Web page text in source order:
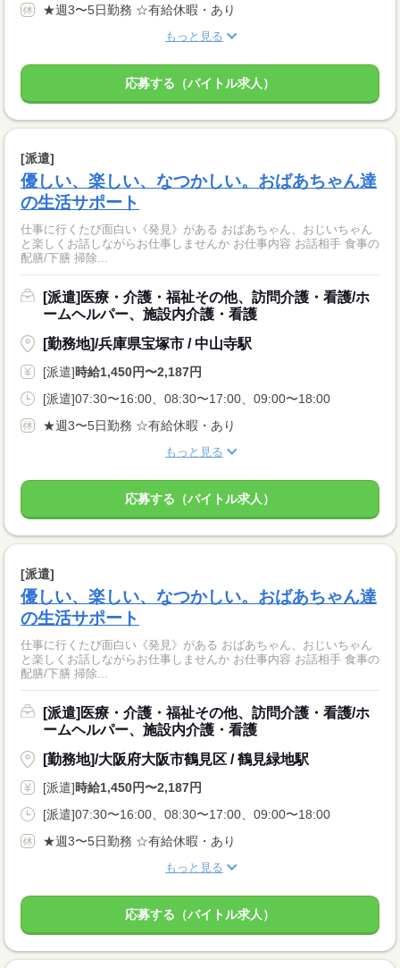
★週3〜5日勤務 ☆有給休暇・あり
もっと見る
応募する（バイトル求人）
[派遣]
優しい、楽しい、なつかしい。おばあちゃん達
の生活サポート
仕事に行くたび面白い《発見》がある おばあちゃん、おじいちゃん
と楽しくお話しながらお仕事しませんか お仕事内容 お話相手 食事の
配膳/下膳 掃除...
[派遣]医療・介護・福祉その他、訪問介護・看護/ホ
ームヘルパー、施設内介護・看護
[勤務地]/兵庫県宝塚市 / 中山寺駅
[派遣]時給1,450円〜2,187円
[派遣]07:30〜16:00、08:30〜17:00、09:00〜18:00
★週3〜5日勤務 ☆有給休暇・あり
もっと見る
応募する（バイトル求人）
[派遣]
優しい、楽しい、なつかしい。おばあちゃん達
の生活サポート
仕事に行くたび面白い《発見》がある おばあちゃん、おじいちゃん
と楽しくお話しながらお仕事しませんか お仕事内容 お話相手 食事の
配膳/下膳 掃除...
[派遣]医療・介護・福祉その他、訪問介護・看護/ホ
ームヘルパー、施設内介護・看護
[勤務地]/大阪府大阪市鶴見区 / 鶴見緑地駅
[派遣]時給1,450円〜2,187円
[派遣]07:30〜16:00、08:30〜17:00、09:00〜18:00
★週3〜5日勤務 ☆有給休暇・あり
もっと見る
応募する（バイトル求人）